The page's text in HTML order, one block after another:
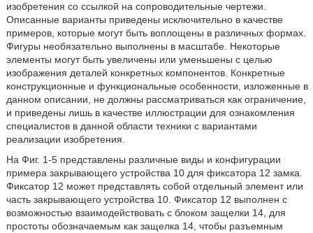
изобретения со ссылкой на сопроводительные чертежи.
Описанные варианты приведены исключительно в качестве
примеров, которые могут быть воплощены в различных формах.
Фигуры необязательно выполнены в масштабе. Некоторые
элементы могут быть увеличены или уменьшены с целью
изображения деталей конкретных компонентов. Конкретные
конструкционные и функциональные особенности, изложенные в
данном описании, не должны рассматриваться как ограничение,
и приведены лишь в качестве иллюстрации для ознакомления
специалистов в данной области техники с вариантами
реализации изобретения.
На Фиг. 1-5 представлены различные виды и конфигурации
примера закрывающего устройства 10 для фиксатора 12 замка.
Фиксатор 12 может представлять собой отдельный элемент или
часть закрывающего устройства 10. Фиксатор 12 выполнен с
возможностью взаимодействовать с блоком защелки 14, для
простоты обозначаемым как защелка 14, чтобы разъемным